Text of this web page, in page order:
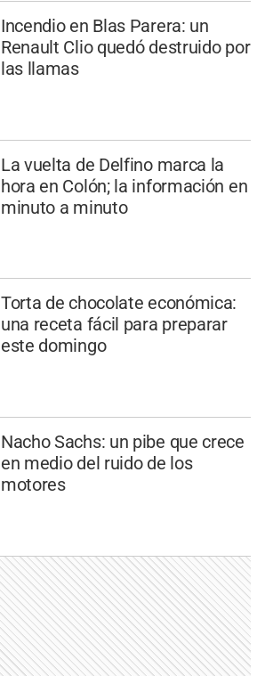
Incendio en Blas Parera: un
Renault Clio quedó destruido por
las llamas
La vuelta de Delfino marca la
hora en Colón; la información en
minuto a minuto
Torta de chocolate económica:
una receta fácil para preparar
este domingo
Nacho Sachs: un pibe que crece
en medio del ruido de los
motores